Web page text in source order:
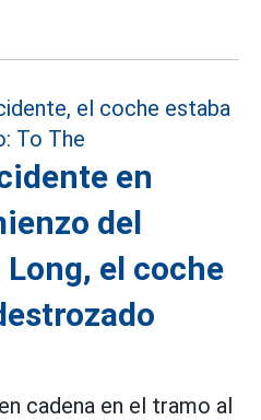
en
del
el coche
cadena en el tramo al